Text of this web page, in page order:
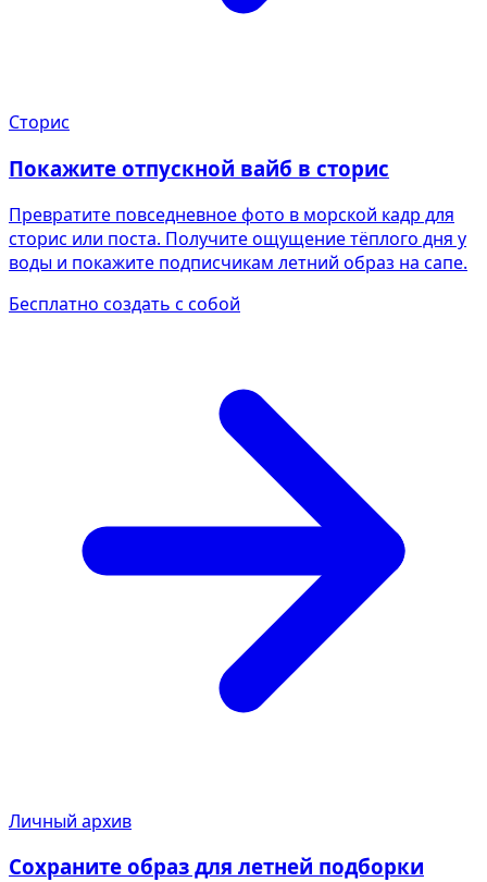
Сторис
Покажите отпускной вайб в сторис
Превратите повседневное фото в морской кадр для
сторис или поста. Получите ощущение тёплого дня у
воды и покажите подписчикам летний образ на сапе.
Бесплатно создать с собой
Личный архив
Сохраните образ для летней подборки